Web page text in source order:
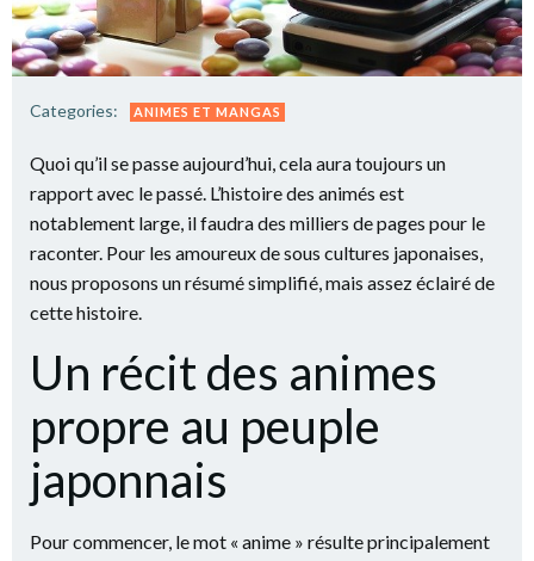
Categories: ANIMES ET MANGAS
Quoi qu’il se passe aujourd’hui, cela aura toujours un
rapport avec le passé. L’histoire des animés est
notablement large, il faudra des milliers de pages pour le
raconter. Pour les amoureux de sous cultures japonaises,
nous proposons un résumé simplifié, mais assez éclairé de
cette histoire.
Un récit des animes
propre au peuple
japonnais
Pour commencer, le mot « anime » résulte principalement